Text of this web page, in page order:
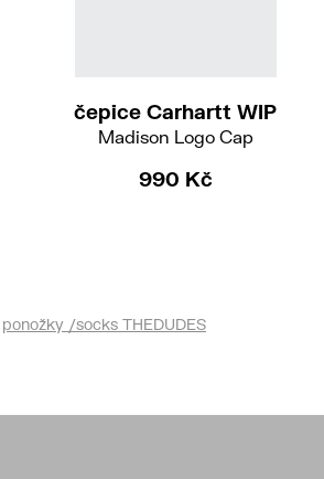
čepice Carhartt WIP
Madison Logo Cap
990 Kč
ponožky /socks THEDUDES